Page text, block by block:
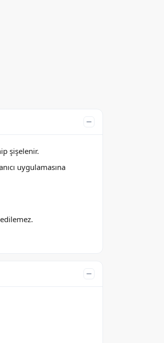
şişelenir.
uygulamasına